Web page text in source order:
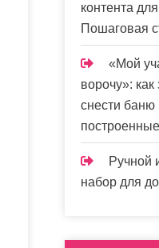
контента
Пошаговая
«Мой
ворочу»: как
снести баню
Ручной
набор для